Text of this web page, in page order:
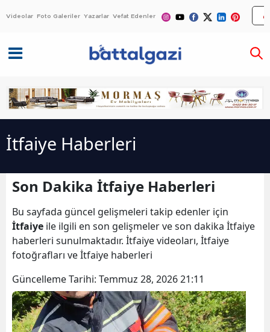
Videolar Foto Galeriler Yazarlar Vefat Edenler
İtfaiye Haberleri
Son Dakika İtfaiye Haberleri
Bu sayfada güncel gelişmeleri takip edenler için
İtfaiye ile ilgili en son gelişmeler ve son dakika İtfaiye
haberleri sunulmaktadır. İtfaiye videoları, İtfaiye
fotoğrafları ve İtfaiye haberleri
Güncelleme Tarihi: Temmuz 28, 2026 21:11